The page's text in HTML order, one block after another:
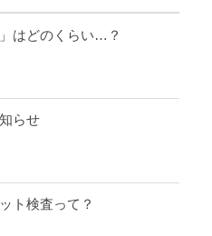
はどのくらい…？
らせ
ト検査って？